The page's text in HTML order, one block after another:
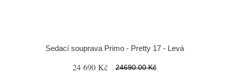
Sedací souprava Primo - Pretty 17 - Levá
24 690 Kč 24690.00 Kč